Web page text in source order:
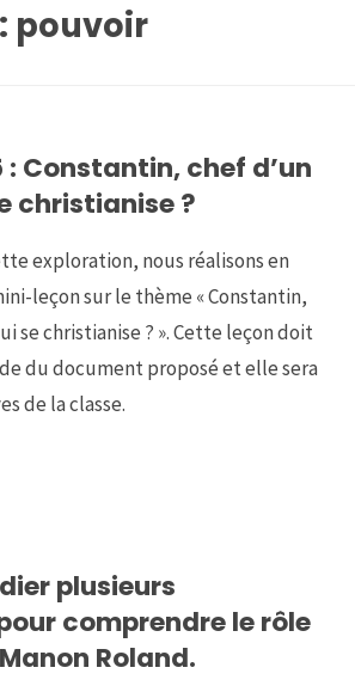
pouvoir
: Constantin, chef d’un
christianise ?
exploration, nous réalisons en
leçon sur le thème « Constantin,
se christianise ? ». Cette leçon doit
du document proposé et elle sera
de la classe.
plusieurs
comprendre le rôle
Roland.